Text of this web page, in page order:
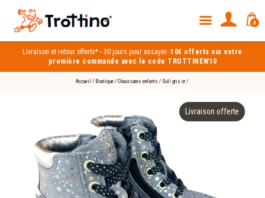
Livraison et retour offerts* -30 jours pour essayer-10€ offerts sur votre
première commande avec le code TROTTINEW10
0
Accueil / Boutique / Chaussures enfants / Suli gris or /